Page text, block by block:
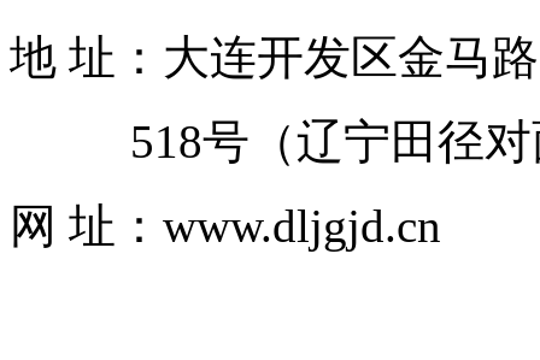
地 址：大连开发区金马路
518号（辽宁田径对
网 址：www.dljgjd.cn